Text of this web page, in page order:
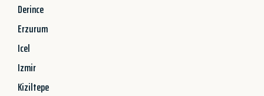
Derince
Erzurum
Icel
Izmir
Kiziltepe